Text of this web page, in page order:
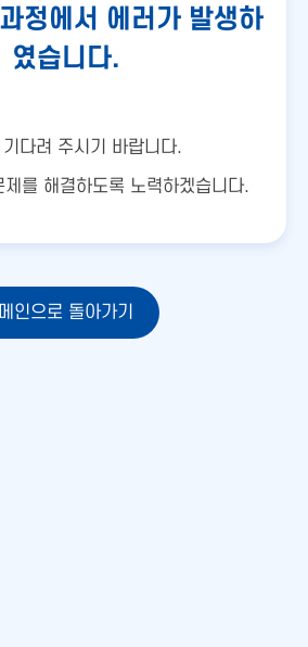
정에서 에러가 발생하
였습니다.
다려 주시기 바랍니다.
제를 해결하도록 노력하겠습니다.
메인으로 돌아가기